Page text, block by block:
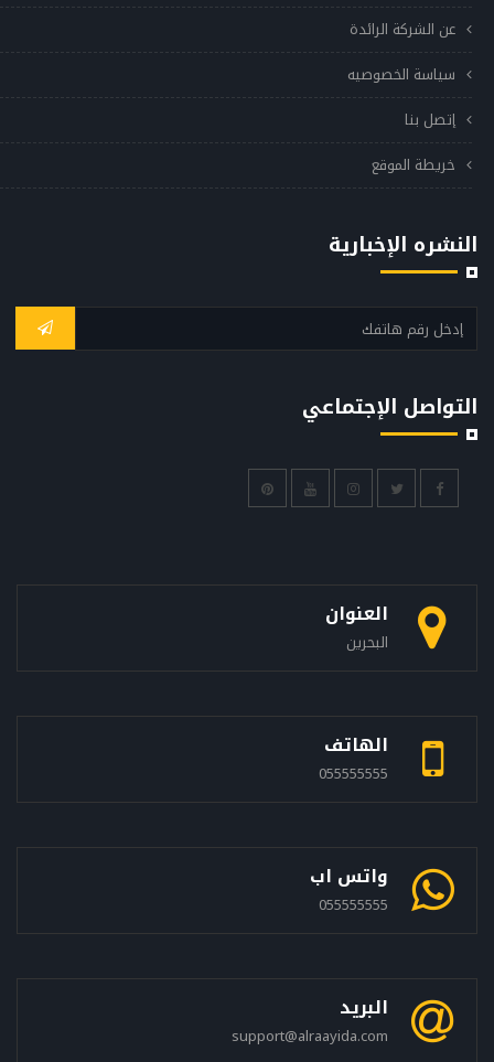
عن الشركة الرائدة
سياسة الخصوصيه
إتصل بنا
خريطة الموقع
النشره الإخبارية
التواصل الإجتماعي
العنوان
البحرين
الهاتف
055555555
واتس اب
055555555
البريد
support@alraayida.com